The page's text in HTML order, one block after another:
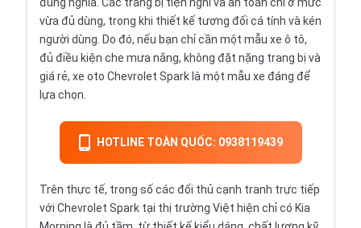
vừa đủ dùng, trong khi thiết kế tương đối cá tính và kén
người dùng. Do đó, nếu bạn chỉ cần một mẫu xe ô tô,
đủ điều kiện che mưa nắng, không đặt nặng trang bị và
giá rẻ, xe oto Chevrolet Spark là một mẫu xe đáng để
lựa chọn.
HOTLINE TOÀN QUỐC: 0938119439
Trên thực tế, trong số các đối thủ cạnh tranh trực tiếp
với Chevrolet Spark tại thị trường Việt hiện chỉ có Kia